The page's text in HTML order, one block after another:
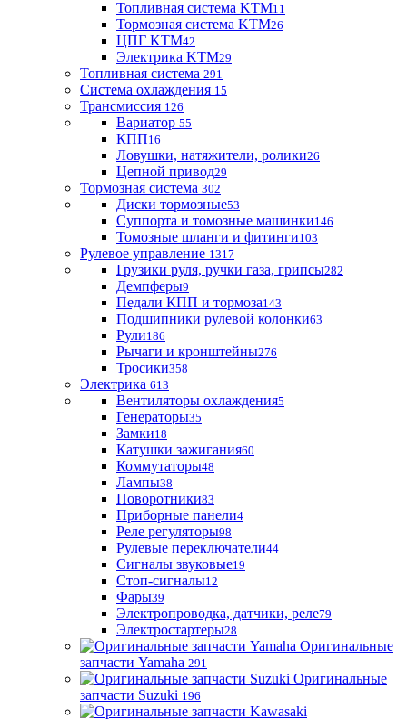
Топливная система KTM11
Тормозная система KTM26
ЦПГ KTM42
Электрика KTM29
Топливная система 291
Система охлаждения 15
Трансмиссия 126
Вариатор 55
КПП16
Ловушки, натяжители, ролики26
Цепной привод29
Тормозная система 302
Диски тормозные53
Суппорта и томозные машинки146
Томозные шланги и фитинги103
Рулевое управление 1317
Грузики руля, ручки газа, грипсы282
Демпферы9
Педали КПП и тормоза143
Подшипники рулевой колонки63
Рули186
Рычаги и кронштейны276
Тросики358
Электрика 613
Вентиляторы охлаждения5
Генераторы35
Замки18
Катушки зажигания60
Коммутаторы48
Лампы38
Поворотники83
Приборные панели4
Реле регуляторы98
Рулевые переключатели44
Сигналы звуковые19
Стоп-сигналы12
Фары39
Электропроводка, датчики, реле79
Электростартеры28
Оригинальные
запчасти Yamaha 291
Оригинальные
запчасти Suzuki 196